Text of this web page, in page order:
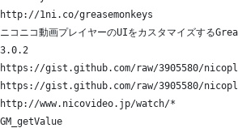
1ni.co/greasemonkeys
コ動画プレイヤーのUIをカスタマイズする
https://gist.github.com/raw/3905580/
gist.github.com/raw/3905580/
www.nicovideo.jp/watch/*